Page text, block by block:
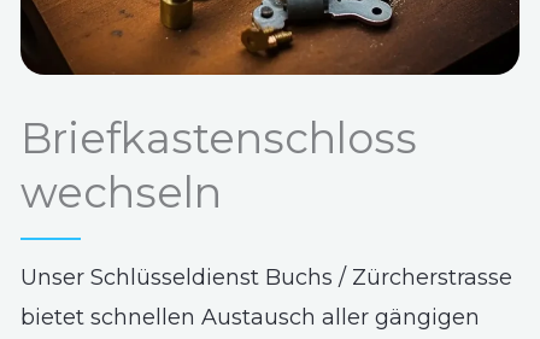
Briefkastenschloss
wechseln
Unser Schlüsseldienst Buchs / Zürcherstrasse
bietet schnellen Austausch aller gängigen